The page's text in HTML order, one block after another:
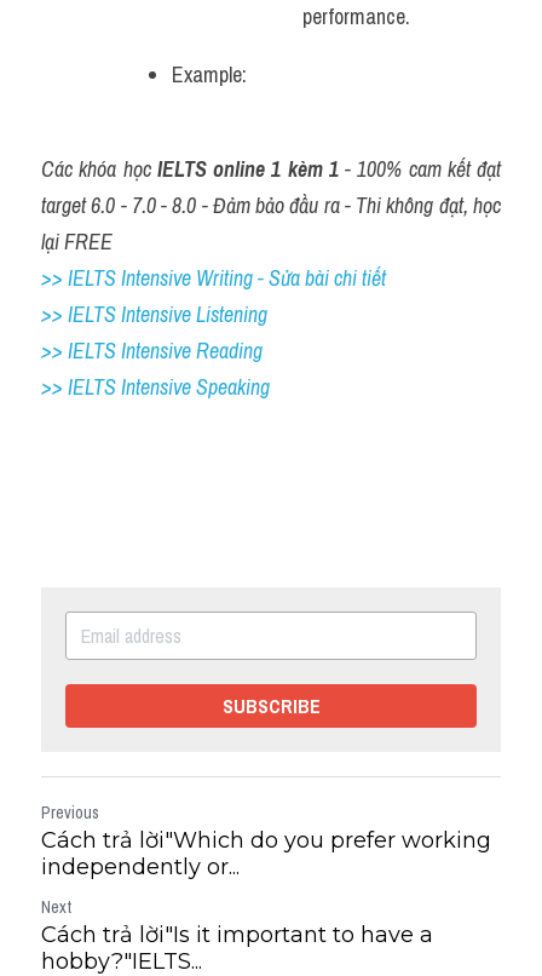
performance.
Example:
Các khóa học IELTS online 1 kèm 1 - 100% cam kết đạt
target 6.0 - 7.0 - 8.0 - Đảm bảo đầu ra - Thi không đạt, học
lại FREE
>> IELTS Intensive Writing - Sửa bài chi tiết
>> IELTS Intensive Listening
>> IELTS Intensive Reading
>> IELTS Intensive Speaking
SUBSCRIBE
Previous
Cách trả lời"Which do you prefer working
independently or...
Next
Cách trả lời"Is it important to have a
hobby?"IELTS...